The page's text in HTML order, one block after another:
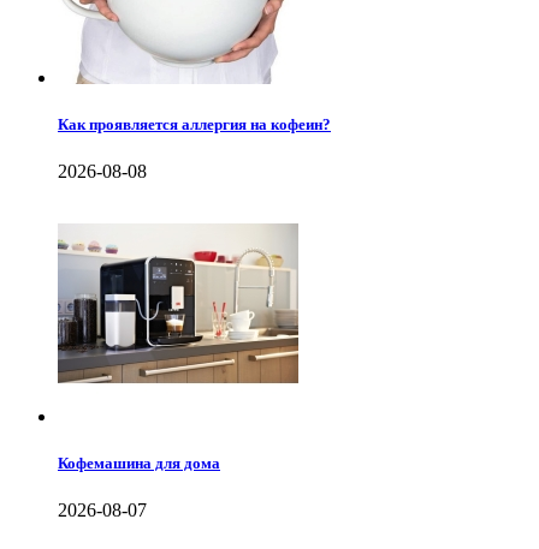
Как проявляется аллергия на кофеин?
2026-08-08
Кофемашина для дома
2026-08-07